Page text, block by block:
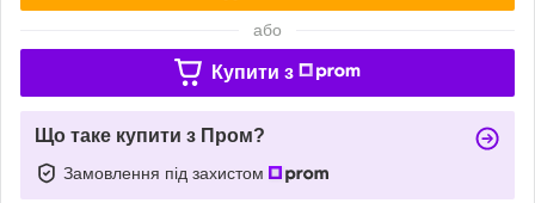
або
Купити з
Що таке купити з Пром?
Замовлення під захистом